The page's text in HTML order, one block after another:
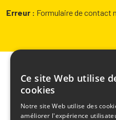
Erreur : Formulaire de contact
CHIMIVER
Ce site Web utilise
cookies
Notre site Web utilise des
améliorer l'expérience